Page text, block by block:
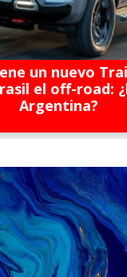
un nuevo
el off-road:
Argentina?